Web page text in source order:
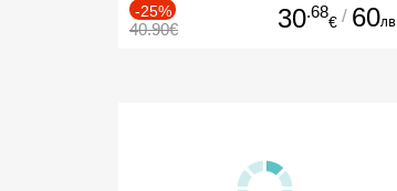
-25%
40.90€ 30.68
€ / 60лв.